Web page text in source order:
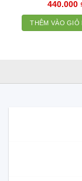
440.000
THÊM VÀO GIỎ